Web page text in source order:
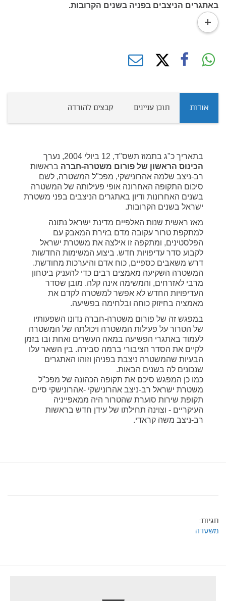
באתגרים הניצבים בפניה בשנים הקרובות.
read
more
אודות תוכן עניינים קבצים להורדה
בתאריך כ"ג בתמוז תשס"ד, 12 ביולי 2004, נערך
הכינוס הראשון של פורום משטרה-חברה בראשות
רב-ניצב שלמה אהרונישקי, מפכ"ל המשטרה, לשם
סיכום התקופה האחרונה אופי פעילותה של המשטרה
בשנים האחרונות ודיון באתגרים הניצבים בפני משטרת
ישראל בשנים הקרובות.
מאז ראשית שנות האלפיים מדינת ישראל נתונה
למתקפת טרור עקובה מדם בזירת המאבק עם
הפלסטינים, ומתקפה זו אילצה את משטרת ישראל
לקבוע סדר עדיפויות חדש. ביצוע המשימות החדשות
דרש משאבים כספיים, כוח אדם והיערכות מחודשת.
המשטרה השקיעה מאמצים רבים כדי להעניק ביטחון
מרבי לאזרחים, והמשימה אינה קלה. מובן שסדר
העדיפויות החדש לא אפשר למשטרה לקדם את
מאמציה בחיזוק כוחה ובלחימה בפשיעה.
במפגש זה של פורום משטרה-חברה נדונו השפעותיו
של הטרור על פעילות המשטרה ויכולתה של המשטרה
לעמוד באתגרי הפשיעה במאה העשרים ואחת ובו בזמן
לקיים את הסדר הציבורי ברמה סבירה. בין השאר עלו
הבעיות שהמשטרה ניצבת בפניהן וזוהו האתגרים
שנכונים לה בשנים הבאות.
כמו כן המפגש סיכם את תקופה הכהונה של מפכ"ל
משטרת ישראל רב-ניצב אהרונישקי -אהרונישקי סיים
תקופת שירות סוערת שהטרור היה ממאפייניה
העיקריים - וצוינה תחילתו של עידן חדש בראשות
רב-ניצב משה קראדי.
תגיות:
משטרה